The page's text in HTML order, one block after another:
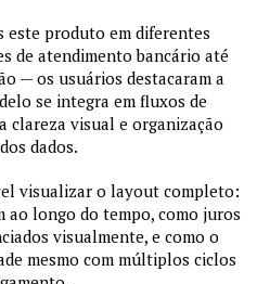
este produto em diferentes
de atendimento bancário até
— os usuários destacaram a
se integra em fluxos de
clareza visual e organização
dados.
visualizar o layout completo:
ao longo do tempo, como juros
visualmente, e como o
mesmo com múltiplos ciclos